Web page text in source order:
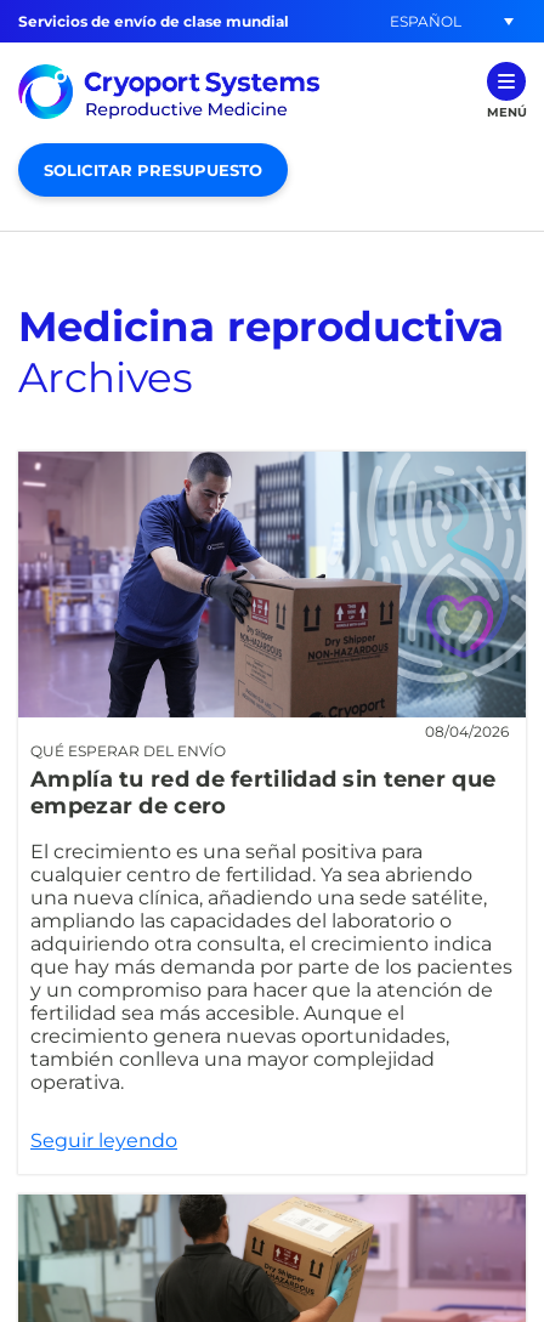
Servicios de envío de clase mundial ESPAÑOL
MENÚ
SOLICITAR PRESUPUESTO
Medicina reproductiva
Archives
QUÉ ESPERAR DEL ENVÍO
08/04/2026
Amplía tu red de fertilidad sin tener que
empezar de cero
El crecimiento es una señal positiva para
cualquier centro de fertilidad. Ya sea abriendo
una nueva clínica, añadiendo una sede satélite,
ampliando las capacidades del laboratorio o
adquiriendo otra consulta, el crecimiento indica
que hay más demanda por parte de los pacientes
y un compromiso para hacer que la atención de
fertilidad sea más accesible. Aunque el
crecimiento genera nuevas oportunidades,
también conlleva una mayor complejidad
operativa.
Seguir leyendo